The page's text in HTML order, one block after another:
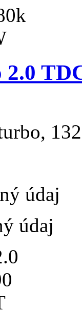
2.0
údaj
údaj